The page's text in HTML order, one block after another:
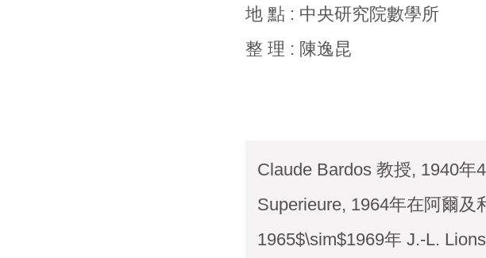
地 點 : 中央研究院數學所
整 理 : 陳逸昆
Claude Bardos 教授, 1940
Superieure, 1964年在阿爾及
1965$\sim$1969年 J.-L.